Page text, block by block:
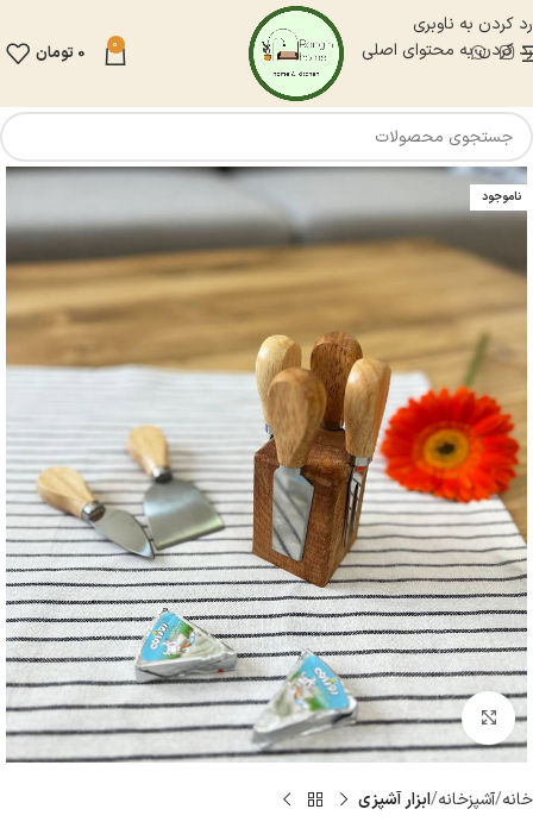
رد کردن به ناوبری
رد کردن به محتوای اصلی
0
0 تومان
ناموجود
بزرگنمایی تصویر
خانه آشپزخانه ابزار آشپزى